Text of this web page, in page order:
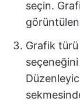
seçin.
Grafik